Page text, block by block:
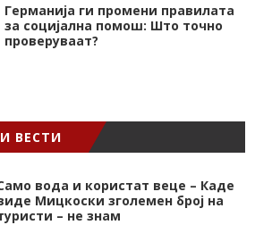
Германија ги промени правилата
за социјална помош: Што точно
проверуваат?
ВЕСТИ
вода и користат веце – Каде
Мицкоски зголемен број на
– не знам